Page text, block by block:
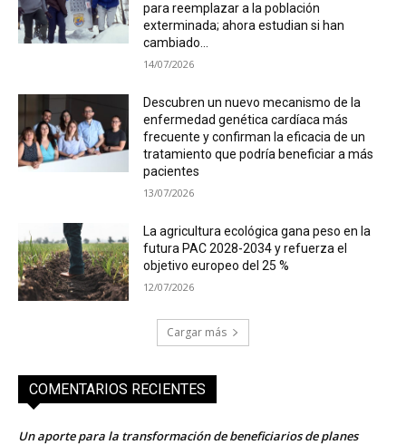
para reemplazar a la población
exterminada; ahora estudian si han
cambiado...
14/07/2026
Descubren un nuevo mecanismo de la
enfermedad genética cardíaca más
frecuente y confirman la eficacia de un
tratamiento que podría beneficiar a más
pacientes
13/07/2026
La agricultura ecológica gana peso en la
futura PAC 2028-2034 y refuerza el
objetivo europeo del 25 %
12/07/2026
Cargar más
COMENTARIOS RECIENTES
Un aporte para la transformación de beneficiarios de planes